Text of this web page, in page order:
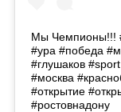
Мы Чемпионы!!!
#ура #победа
#глушаков
#москва
#открытие
#ростовнадону